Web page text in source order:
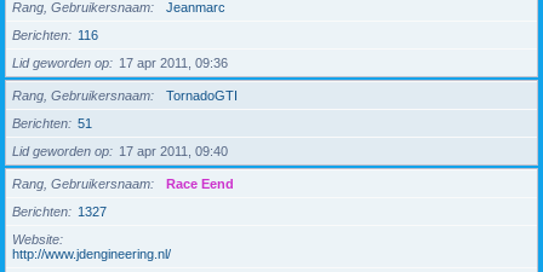
Rang, Gebruikersnaam
Jeanmarc
Berichten
116
Lid geworden op
17 apr 2011, 09:36
Rang, Gebruikersnaam
TornadoGTI
Berichten
51
Lid geworden op
17 apr 2011, 09:40
Rang, Gebruikersnaam
Race Eend
Berichten
1327
Website
http://www.jdengineering.nl/